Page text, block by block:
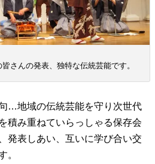
さんの発表、独特な伝統芸能です。
…地域の伝統芸能を守り次世代
積み重ねていらっしゃる保存会
発表しあい、互いに学び合い交
。